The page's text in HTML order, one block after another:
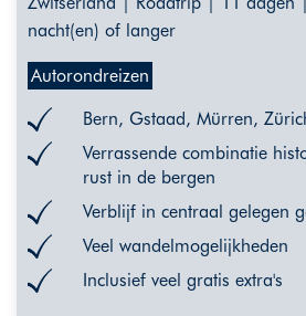
nacht(en) of langer
Autorondreizen
Bern, Gstaad, Mürren,
Verrassende combinatie
rust in de bergen
Verblijf in centraal gelegen
Veel wandelmogelijkheden
Inclusief veel gratis extra's